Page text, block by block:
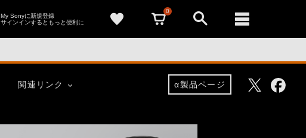
My Sonyに新規登録
サインインするともっと便利に
0
関連リンク α製品ページ Twitter